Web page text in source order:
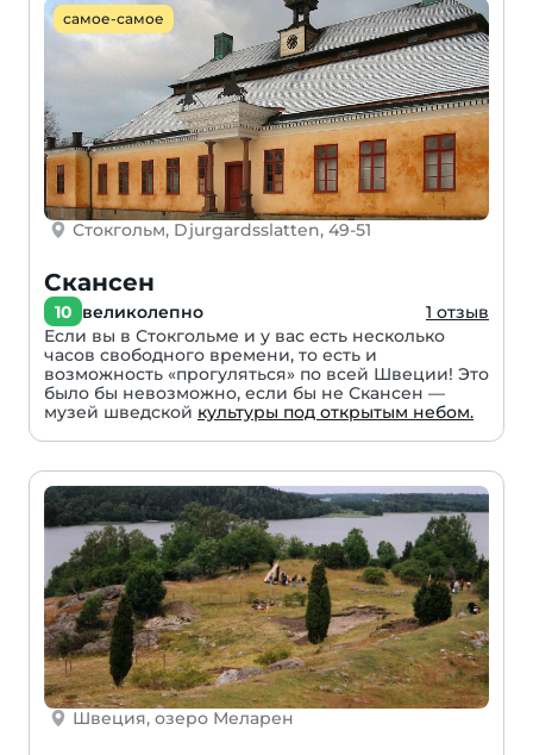
самое-самое
Стокгольм, Djurgardsslatten, 49-51
Скансен
10 великолепно
1 отзыв
Если вы в Стокгольме и у вас есть несколько
часов свободного времени, то есть и
возможность «прогуляться» по всей Швеции! Это
было бы невозможно, если бы не Скансен —
музей шведской культуры под открытым небом.
Швеция, озеро Меларен